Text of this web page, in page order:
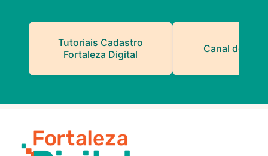
Tutoriais Cadastro
Fortaleza Digital
Canal do